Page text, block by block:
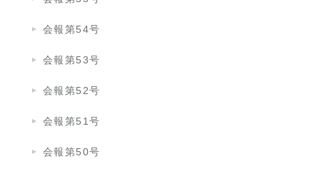
会報第54号
会報第53号
会報第52号
会報第51号
会報第50号